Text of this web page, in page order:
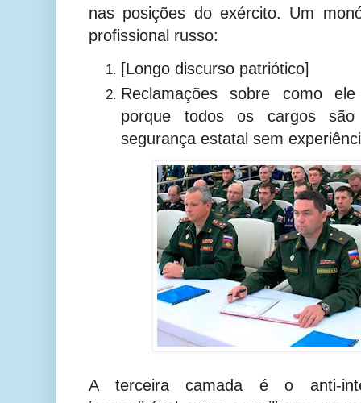
nas posições do exército. Um
profissional russo:
[Longo discurso patriótico]
Reclamações sobre como
porque todos os cargos
segurança estatal sem
A terceira camada é o anti-